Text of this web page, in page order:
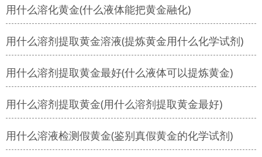
用什么溶化黄金(什么液体能把黄金融化)
用什么溶剂提取黄金溶液(提炼黄金用什么化学试剂)
用什么溶剂提取黄金最好(什么液体可以提炼黄金)
用什么溶剂提取黄金(用什么溶剂提取黄金最好)
用什么溶液检测假黄金(鉴别真假黄金的化学试剂)